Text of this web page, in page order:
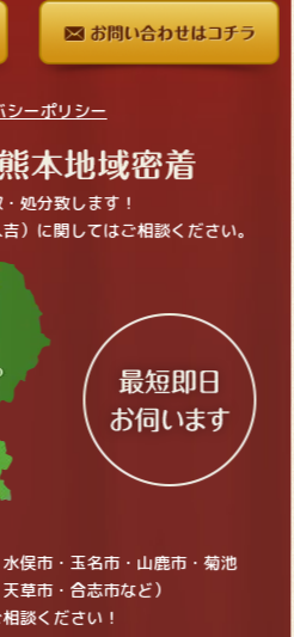
シーポリシー
処分致します！
）に関してはご相談ください。
俣市・玉名市・山鹿市・菊池
草市・合志市など）
談ください！